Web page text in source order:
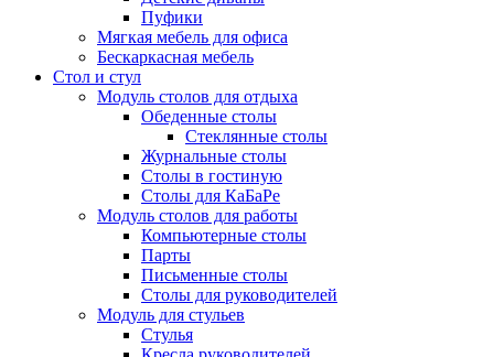
Пуфики
Мягкая мебель для офиса
Бескаркасная мебель
Стол и стул
Модуль столов для отдыха
Обеденные столы
Стеклянные столы
Журнальные столы
Столы в гостиную
Столы для КаБаРе
Модуль столов для работы
Компьютерные столы
Парты
Письменные столы
Столы для руководителей
Модуль для стульев
Стулья